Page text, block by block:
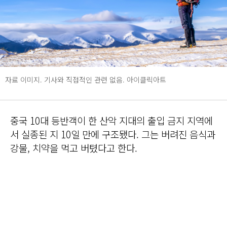
자료 이미지. 기사와 직접적인 관련 없음. 아이클릭아트
중국 10대 등반객이 한 산악 지대의 출입 금지 지역에
서 실종된 지 10일 만에 구조됐다. 그는 버려진 음식과
강물, 치약을 먹고 버텼다고 한다.